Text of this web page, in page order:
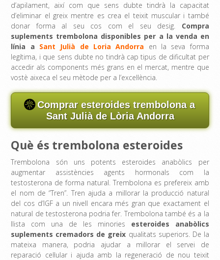
d’apilament, així com que sens dubte tindrà la capacitat
d’eliminar el greix mentre es crea el teixit muscular i també
donar forma al seu cos com el seu desig. Compra
suplements trembolona disponibles per a la venda en
línia a Sant Julià de Loria Andorra en la seva forma
legítima, i que sens dubte no tindrà cap tipus de dificultat per
accedir als components més grans en el mercat, mentre que
vostè aixeca el seu mètode per a l’excel·lència.
Comprar esteroides trembolona a
Sant Julià de Lòria Andorra
Què és trembolona esteroides
Trembolona són uns potents esteroides anabòlics per
augmentar assistències agents hormonals com la
testosterona de forma natural. Trembolona es prefereix amb
el nom de “Tren”. Tren ajuda a millorar la producció natural
del cos d’IGF a un nivell encara més gran que exactament el
natural de testosterona podria fer. Trembolona també és a la
llista com una de les minories esteroides anabòlics
suplements cremadors de greix qualitats superiors. De la
mateixa manera, podria ajudar a millorar el servei de
reparació cel·lular i ajuda amb la regeneració de nou teixit